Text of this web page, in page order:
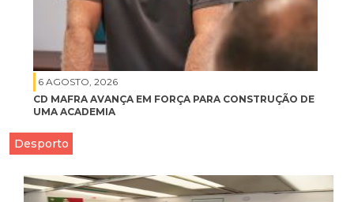
6 AGOSTO, 2026
CD MAFRA AVANÇA EM FORÇA PARA CONSTRUÇÃO DE
UMA ACADEMIA
Desporto